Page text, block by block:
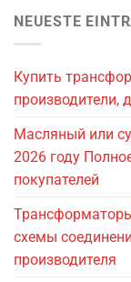
NEUESTE
Купить
производители,
Масляный или
2026 году
покупателей
схемы
производителя